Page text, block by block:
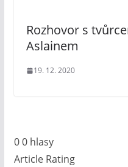
Rozhovor s
Aslainem
19. 12. 2020
00 hlasy
Article Rating